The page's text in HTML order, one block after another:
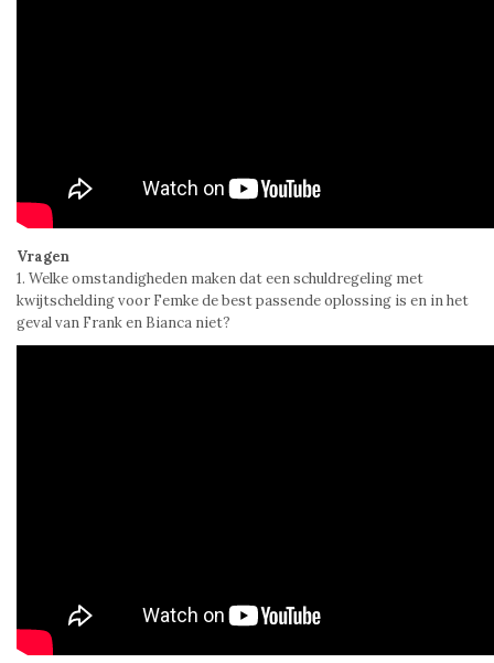
Vragen
1. Welke omstandigheden maken dat een schuldregeling met
kwijtschelding voor Femke de best passende oplossing is en in het
geval van Frank en Bianca niet?